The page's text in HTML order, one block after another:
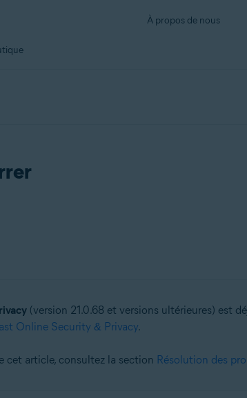
À propos de nous
(version 21.0.68 et versions ultérieures) est
Online Security & Privacy.
cet article, consultez la section Résolution des